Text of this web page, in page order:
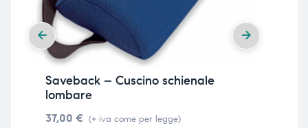
Saveback – Cuscino schienale
lombare
37,00 € (+ iva come per legge)